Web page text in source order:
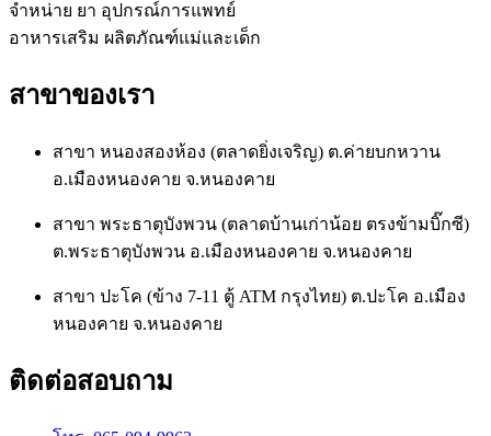
จำหน่าย ยา อุปกรณ์การแพทย์
อาหารเสริม ผลิตภัณฑ์แม่และเด็ก
สาขาของเรา
สาขา หนองสองห้อง (ตลาดยิ่งเจริญ) ต.ค่ายบกหวาน
อ.เมืองหนองคาย จ.หนองคาย
สาขา พระธาตุบังพวน (ตลาดบ้านเก่าน้อย ตรงข้ามบิ๊กซี)
ต.พระธาตุบังพวน อ.เมืองหนองคาย จ.หนองคาย
สาขา ปะโค (ข้าง 7-11 ตู้ ATM กรุงไทย) ต.ปะโค อ.เมือง
หนองคาย จ.หนองคาย
ติดต่อสอบถาม